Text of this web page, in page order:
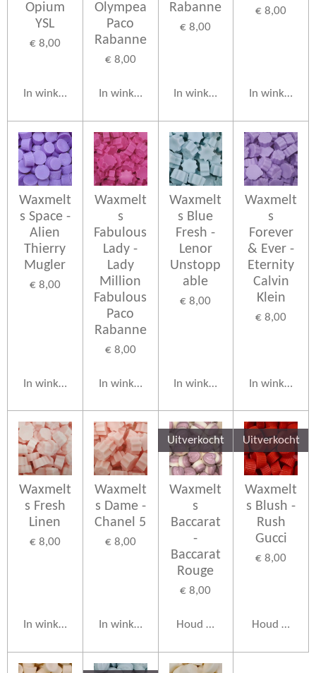
Opium
YSL
€ 8,00
In winkelwagen
Olympea
Paco
Rabanne
€ 8,00
In winkelwagen
Rabanne
€ 8,00
In winkelwagen
€ 8,00
In
Waxmelt
s Space -
Alien
Thierry
Mugler
€ 8,00
In winkelwagen
Waxmelt
s
Fabulous
Lady -
Lady
Million
Fabulous
Paco
Rabanne
€ 8,00
In winkelwagen
Waxmelt
s Blue
Fresh -
Lenor
Unstopp
able
€ 8,00
In winkelwagen
Waxmelt
s
Forever
& Ever -
Eternity
Calvin
Klein
€ 8,00
In
Waxmelt
s Fresh
Linen
€ 8,00
In winkelwagen
Waxmelt
s Dame -
Chanel 5
€ 8,00
In winkelwagen
Uitverkocht
Waxmelt
s
Baccarat
-
Baccarat
Rouge
€ 8,00
Houd mij op de hoogte
Uitverkocht
Waxmelt
s Blush -
Rush
Gucci
€ 8,00
Houd mij op